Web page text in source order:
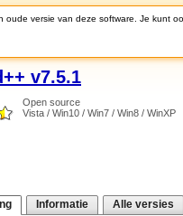
oude versie van deze software. Je kunt
v7.5.1
Open source
Vista / Win10 / Win7 / Win8 / WinXP
Informatie Alle versies